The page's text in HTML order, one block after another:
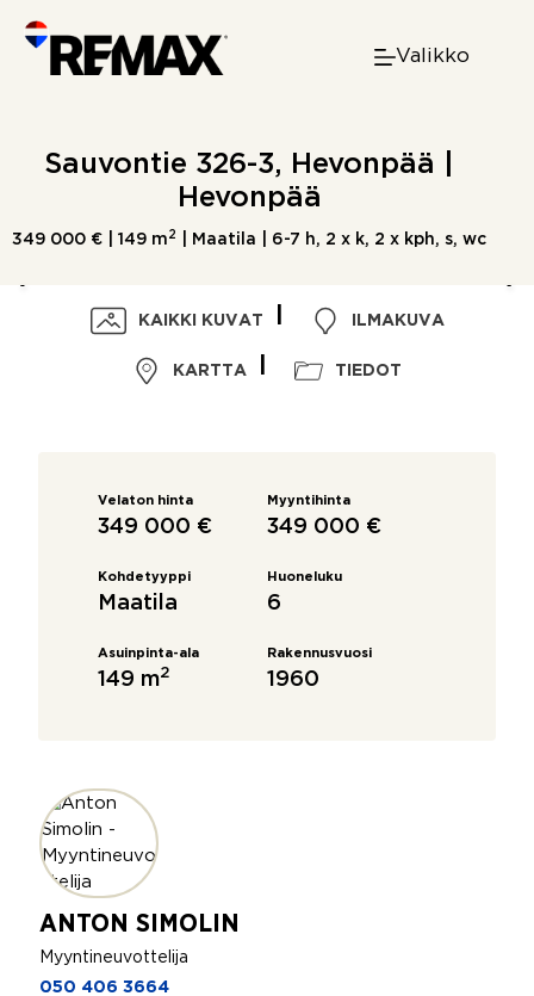
content
Valikko
Sauvontie 326-3, Hevonpää |
Hevonpää
349 000 € | 149 m 2 | Maatila | 6-7 h, 2 x k, 2 x kph, s, wc
KAIKKI KUVAT ILMAKUVA
KARTTA TIEDOT
Velaton hinta
349 000 €
Myyntihinta
349 000 €
Kohdetyyppi
Maatila
Huoneluku
6
Asuinpinta-ala
149 m2
Rakennusvuosi
1960
ANTON SIMOLIN
Myyntineuvottelija
050 406 3664